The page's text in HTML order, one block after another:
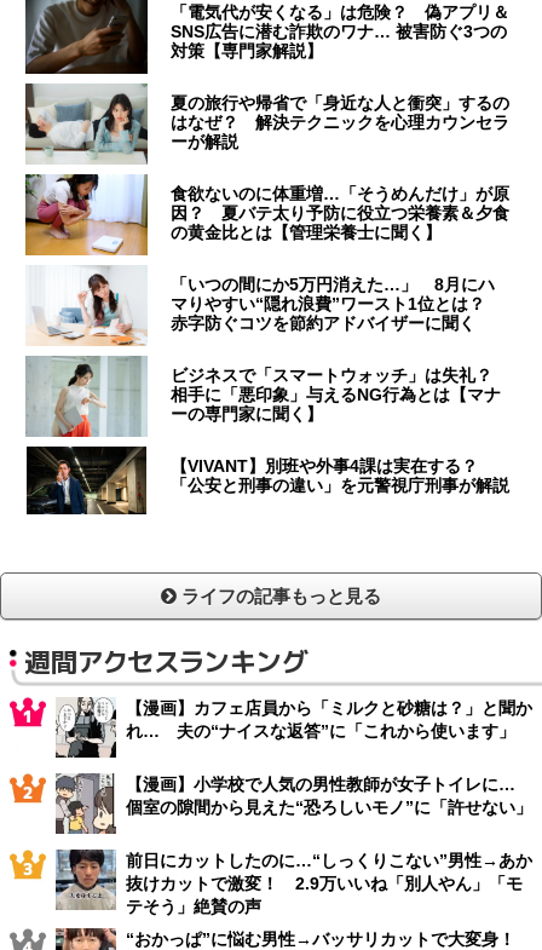
「電気代が安くなる」は危険？ 偽アプリ＆
SNS広告に潜む詐欺のワナ… 被害防ぐ3つの
対策【専門家解説】
夏の旅行や帰省で「身近な人と衝突」するの
はなぜ？ 解決テクニックを心理カウンセラ
ーが解説
食欲ないのに体重増…「そうめんだけ」が原
因？ 夏バテ太り予防に役立つ栄養素＆夕食
の黄金比とは【管理栄養士に聞く】
「いつの間にか5万円消えた…」 8月にハ
マりやすい“隠れ浪費”ワースト1位とは？
赤字防ぐコツを節約アドバイザーに聞く
ビジネスで「スマートウォッチ」は失礼？
相手に「悪印象」与えるNG行為とは【マナ
ーの専門家に聞く】
【VIVANT】別班や外事4課は実在する？
「公安と刑事の違い」を元警視庁刑事が解説
ライフの記事もっと見る
週間アクセスランキング
【漫画】カフェ店員から「ミルクと砂糖は？」と聞か
れ… 夫の“ナイスな返答”に「これから使います」
【漫画】小学校で人気の男性教師が女子トイレに…
個室の隙間から見えた“恐ろしいモノ”に「許せない」
前日にカットしたのに…“しっくりこない”男性→あか
抜けカットで激変！ 2.9万いいね「別人やん」「モ
テそう」絶賛の声
“おかっぱ”に悩む男性→バッサリカットで大変身！